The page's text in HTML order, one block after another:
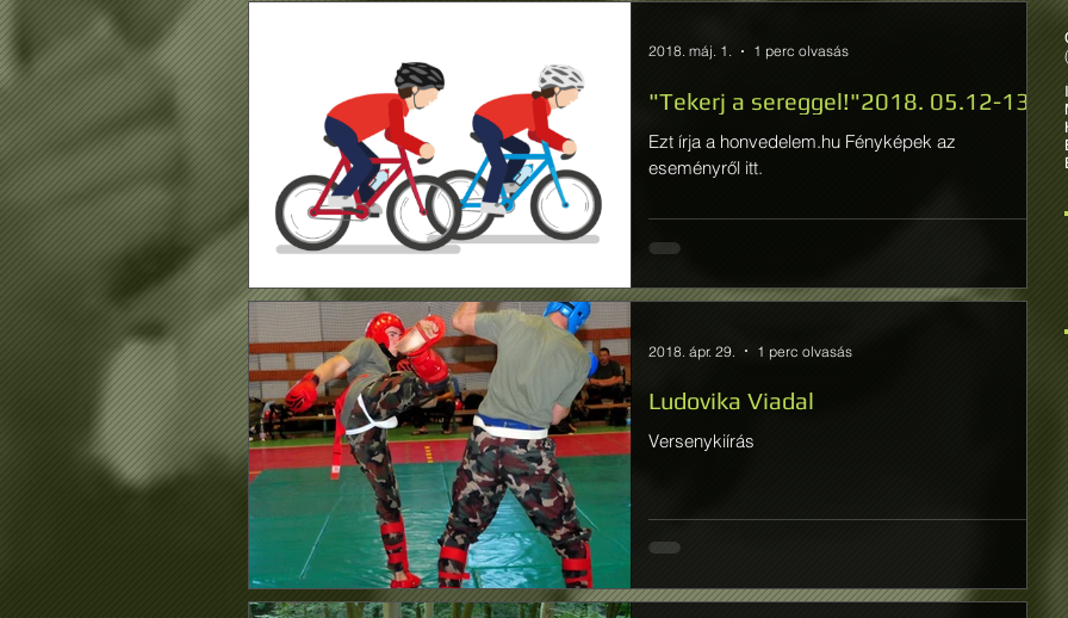
"Tekerj a sereggel!"2018. 05.12-13.
Ezt írja a honvedelem.hu Fényképek az
eseményről itt.
2018. máj. 1. 1 perc olvasás
Ludovika Viadal
Versenykiírás
2018. ápr. 29. 1 perc olvasás